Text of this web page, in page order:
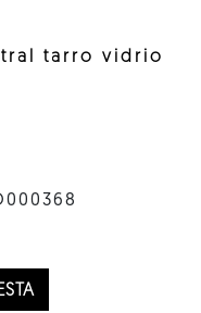
tarro vidrio
IDIOMA : ES